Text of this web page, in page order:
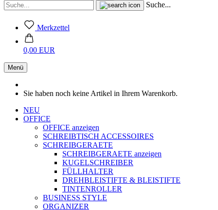
Suche...
Merkzettel
0,00 EUR
Menü
Sie haben noch keine Artikel in Ihrem Warenkorb.
NEU
OFFICE
OFFICE anzeigen
SCHREIBTISCH ACCESSOIRES
SCHREIBGERAETE
SCHREIBGERAETE anzeigen
KUGELSCHREIBER
FÜLLHALTER
DREHBLEISTIFTE & BLEISTIFTE
TINTENROLLER
BUSINESS STYLE
ORGANIZER